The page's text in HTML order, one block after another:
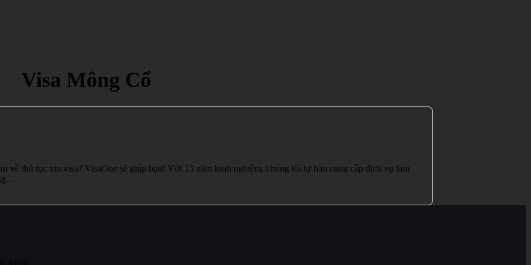
Visa Mông Cổ
về thủ tục xin visa? VisaOne sẽ giúp bạn! Với 15 năm kinh nghiệm, chúng tôi tự hào cung cấp dịch vụ làm